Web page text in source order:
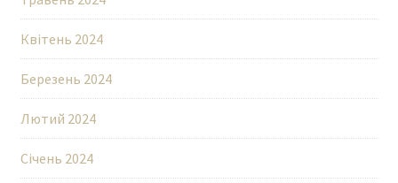
Квітень 2024
Березень 2024
Лютий 2024
Січень 2024